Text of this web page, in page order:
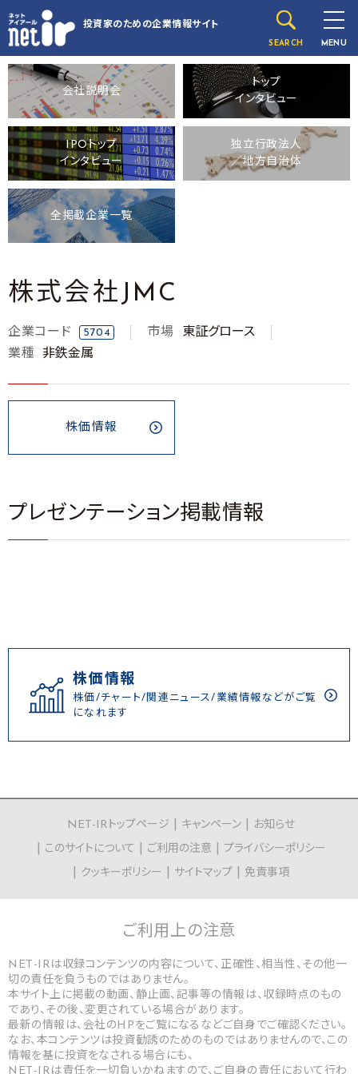
投資家のための企業情報サイト
SEARCH MENU
会社説明会
トップ
インタビュー
IPOトップ
インタビュー
独立行政法人
／地方自治体
全掲載企業一覧
株式会社JMC
企業コード 5704 市場
東証グロース
業種
非鉄金属
株価情報
プレゼンテーション掲載情報
株価情報
株価/チャート/関連ニュース/業績情報などがご覧
になれます
NET-IRトップページ キャンペーン
お知らせ
このサイトについて
ご利用の注意
プライバシーポリシー
クッキーポリシー
サイトマップ 免責事項
ご利用上の注意
NET-IRは収録コンテンツの内容について、正確性、相当性、その他一
切の責任を負うものではありません。
本サイト上に掲載の動画、静止画、記事等の情報は、収録時点のもの
であり、その後、変更されている場合があります。
最新の情報は、会社のHPをご覧になるなどご自身でご確認ください。
なお、本コンテンツは投資勧誘のためのものではありませんので、この
情報を基に投資をなされる場合にも、
NET-IRは責任を一切負いかねますので、ご自身の責任において行わ